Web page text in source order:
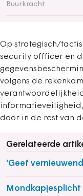
Buurkracht
Op strategisch/
security offficer en
volgens de
door in de rest van
Gerelateerde
'Geef
Mondkapjesplicht